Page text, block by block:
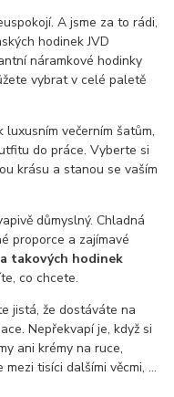
A jsme za to rádi,
hodinek JVD
náramkové hodinky
vybrat v celé paletě
večerním šatům,
do práce. Vyberte si
krásu a stanou se vaším
důmyslný. Chladná
proporce a zajímavé
takových hodinek
co chcete.
jistá, že dostáváte na
Nepřekvapí je, když si
ani krémy na ruce,
tisíci dalšími věcmi, …